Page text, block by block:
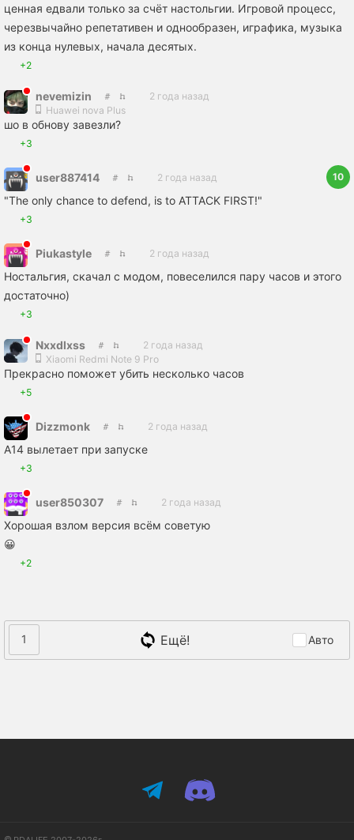
ценная едвали только за счёт настольгии. Игровой процесс,
черезвычайно репетативен и однообразен, играфика, музыка
из конца нулевых, начала десятых.
+2
nevemizin
2 года назад
Huawei nova Plus
шо в обнову завезли?
+3
user887414 2 года назад 10
"The only chance to defend, is to ATTACK FIRST!"
+3
Piukastyle 2 года назад
Ностальгия, скачал с модом, повеселился пару часов и этого
достаточно)
+3
Nxxdlxss
2 года назад
Xiaomi Redmi Note 9 Pro
Прекрасно поможет убить несколько часов
+5
Dizzmonk 2 года назад
А14 вылетает при запуске
+3
user850307 2 года назад
Хорошая взлом версия всём советую
😀
+2
1 Ещё! Авто